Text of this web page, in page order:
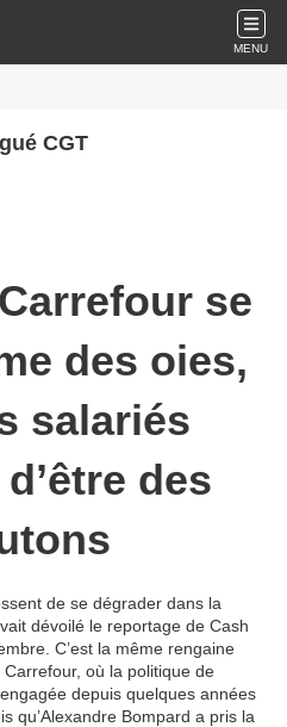
MENU
CGT
se
des oies,
salariés
des
de se dégrader dans la
dévoilé le reportage de Cash
C’est la même rengaine
où la politique de
depuis quelques années
qu’Alexandre Bompard a pris la